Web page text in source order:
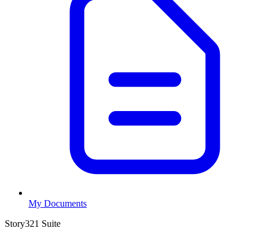
My Documents
Story321 Suite